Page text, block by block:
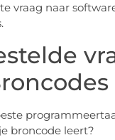
vraag naar
broncode leert?